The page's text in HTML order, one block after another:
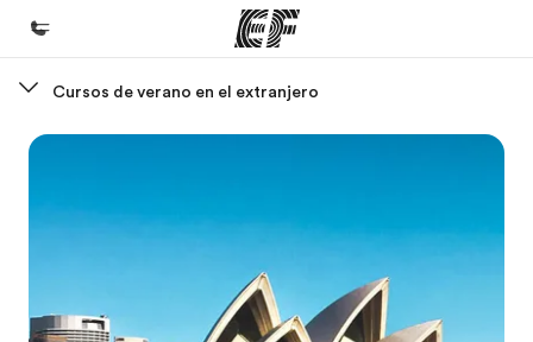
Bienvenido a EF
Encuentra una oficina
Cursos de verano en el extranjero